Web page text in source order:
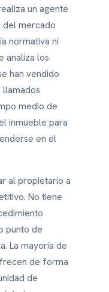
un agente
del mercado
normativa ni
analiza los
han vendido
medio de
inmueble para
en el
al propietario a
No tiene
punto de
La mayoría de
de forma
de